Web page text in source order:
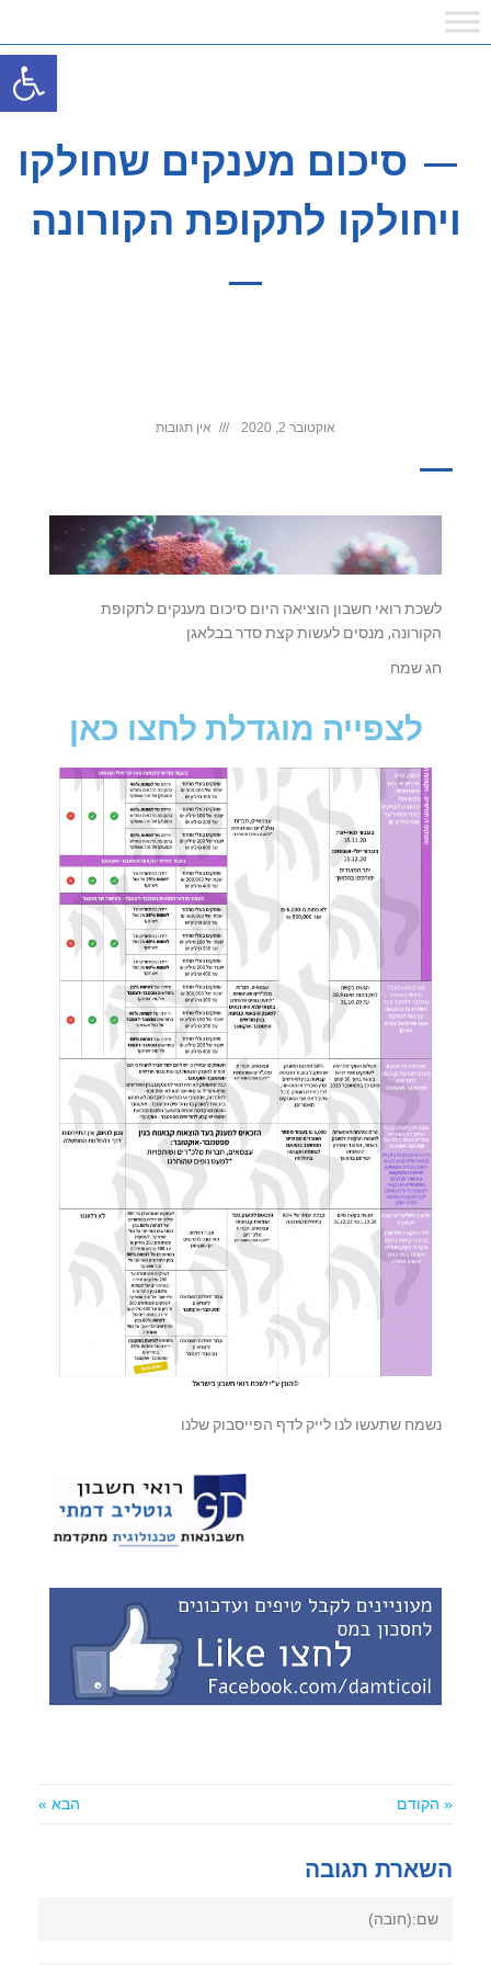
סיכום מענקים שחולקו
ויחולקו לתקופת הקורונה
אוקטובר 2, 2020 אין תגובות
לשכת רואי חשבון הוציאה היום סיכום מענקים לתקופת
הקורונה, מנסים לעשות קצת סדר בבלאגן
חג שמח
לצפייה מוגדלת לחצו כאן
נשמח שתעשו לנו לייק לדף הפייסבוק שלנו
« הקודם הבא »
השארת תגובה